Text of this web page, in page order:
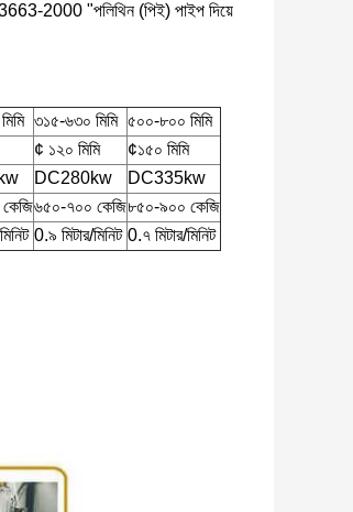
2000 "পলিথিন (পিই) পাইপ দিয়ে
৩১৫-৬৩০ মিমি ৫০০-৮০০ মিমি
¢ ১২০ মিমি
¢১৫০ মিমি
DC280kw
DC335kw
৬৫০-৭০০ কেজি৮৫০-৯০০ কেজি
0.৯ মিটার/মিনিট 0.৭ মিটার/মিনিট